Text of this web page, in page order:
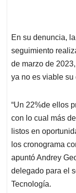
En su denuncia,
seguimiento
de marzo de
ya no es viable
“Un 22%de ellos
con lo cual más
listos en
los cronograma
apuntó Andrey
delegado para el
Tecnología.